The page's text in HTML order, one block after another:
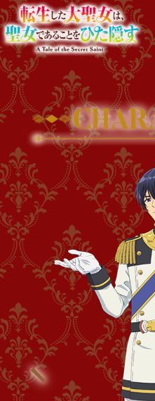
©十夜/アース・スター エ